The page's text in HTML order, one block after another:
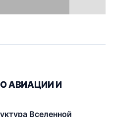
АВИАЦИИ И
Вселенной